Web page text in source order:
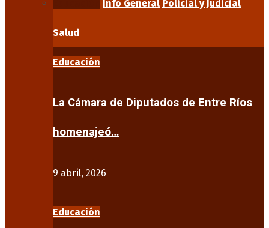
Info General Policial y Judicial
Salud
Educación
La Cámara de Diputados de Entre Ríos
homenajeó…
9 abril, 2026
Educación